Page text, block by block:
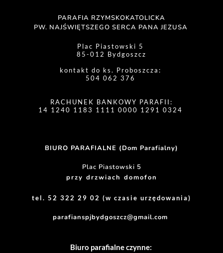
PARAFIA RZYMSKOKATOLICKA
PW. NAJŚWIĘTSZEGO SERCA PANA JEZUSA
Plac Piastowski 5
85-012 Bydgoszcz
kontakt do ks. Proboszcza:
504 062 376
RACHUNEK BANKOWY PARAFII:
14 1240 1183 1111 0000 1291 0324
BIURO PARAFIALNE (Dom Parafialny)
Plac Piastowski 5
przy drzwiach domofon
tel. 52 322 29 02 (w czasie urzędowania)
parafianspjbydgoszcz@gmail.com
Biuro parafialne czynne: